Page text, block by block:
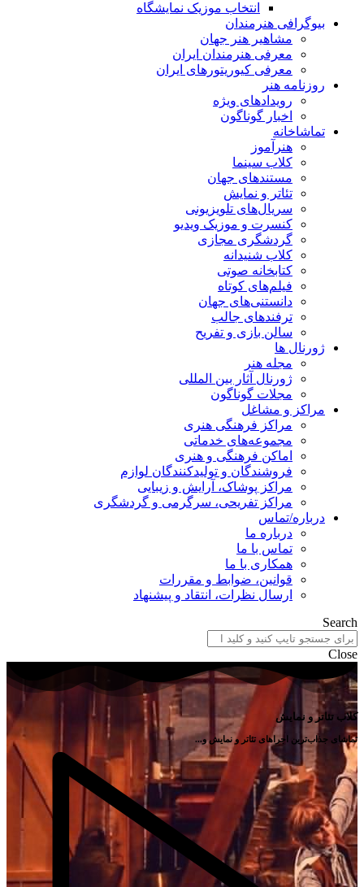
انتخاب موزیک نمایشگاه
بیوگرافی هنرمندان
مشاهیر هنر جهان
معرفی هنرمندان ایران
معرفی کیوریتورهای ایران
روزنامه هنر
رویدادهای ویژه
اخبار گوناگون
تماشاخانه
هنرآموز
کلاب سینما
مستندهای جهان
تئاتر و نمایش
سریال‌های تلویزیونی
کنسرت و موزیک ویدیو
گردشگری مجازی
کلاب شنیدانه
کتابخانه صوتی
فیلم‌های کوتاه
دانستنی‌های جهان
ترفندهای جالب
سالن بازی و تفریح
ژورنال ها
مجله هنر
ژورنال آثار بین المللی
مجلات گوناگون
مراکز و مشاغل
مراکز فرهنگی هنری
مجموعه‌های خدماتی
اماکن فرهنگی و هنری
فروشندگان و تولیدکنندگان لوازم
مراکز پوشاک، آرایش و زیبایی
مراکز تفریحی، سرگرمی و گردشگری
درباره/تماس
درباره ما
تماس با ما
همکاری با ما
قوانین، ضوابط و مقررات
ارسال نظرات، انتقاد و پیشنهاد
Search
Close
کلاب تئاتر و نمایش
تماشای جذاب‌ترین اجراهای تئاتر و نمایش و...